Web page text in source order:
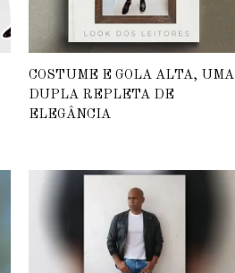
COSTUME E GOLA ALTA, UMA
DUPLA REPLETA DE
ELEGÂNCIA